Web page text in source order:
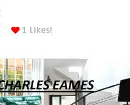
1 Likes!